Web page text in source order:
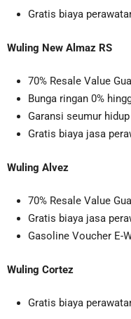
Gratis biaya
Wuling New Almaz RS
70% Resale Value
Bunga ringan 0%
Garansi seumur
Gratis biaya jasa
Wuling Alvez
70% Resale Value
Gratis biaya jasa
Gasoline Voucher E-
Wuling Cortez
Gratis biaya